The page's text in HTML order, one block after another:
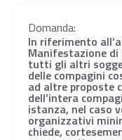
Domanda:
In riferimento
Manifestazione di
tutti gli altri
delle compagini
ad altre proposte
dell’intera
istanza, nel caso
organizzativi
chiede,